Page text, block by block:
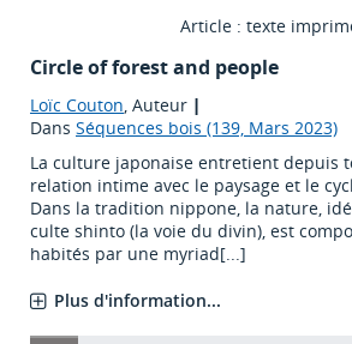
Article : texte
Circle of forest and people
Loïc Couton, Auteur |
Dans Séquences bois (139, Mars 2023)
La culture japonaise entretient depuis
relation intime avec le paysage et le
Dans la tradition nippone, la nature,
culte shinto (la voie du divin), est
habités par une myriad[...]
Plus d'information...